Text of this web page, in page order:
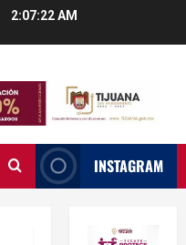
2:07:23 AM
INSTAGRAM